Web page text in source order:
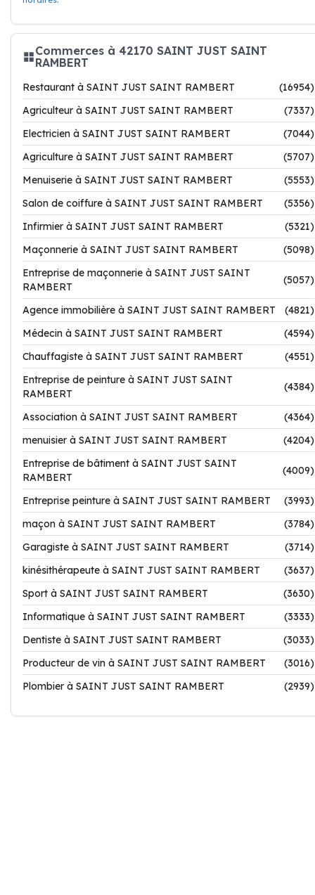
Commerces à 42170 SAINT JUST SAINT
RAMBERT
Restaurant à SAINT JUST SAINT RAMBERT
(16954)
Agriculteur à SAINT JUST SAINT RAMBERT
(7337)
Electricien à SAINT JUST SAINT RAMBERT
(7044)
Agriculture à SAINT JUST SAINT RAMBERT
(5707)
Menuiserie à SAINT JUST SAINT RAMBERT
(5553)
Salon de coiffure à SAINT JUST SAINT RAMBERT
(5356)
Infirmier à SAINT JUST SAINT RAMBERT
(5321)
Maçonnerie à SAINT JUST SAINT RAMBERT
(5098)
Entreprise de maçonnerie à SAINT JUST SAINT
RAMBERT
(5057)
Agence immobilière à SAINT JUST SAINT RAMBERT
(4821)
Médecin à SAINT JUST SAINT RAMBERT
(4594)
Chauffagiste à SAINT JUST SAINT RAMBERT
(4551)
Entreprise de peinture à SAINT JUST SAINT
RAMBERT
(4384)
Association à SAINT JUST SAINT RAMBERT
(4364)
menuisier à SAINT JUST SAINT RAMBERT
(4204)
Entreprise de bâtiment à SAINT JUST SAINT
RAMBERT
(4009)
Entreprise peinture à SAINT JUST SAINT RAMBERT
(3993)
maçon à SAINT JUST SAINT RAMBERT
(3784)
Garagiste à SAINT JUST SAINT RAMBERT
(3714)
kinésithérapeute à SAINT JUST SAINT RAMBERT
(3637)
Sport à SAINT JUST SAINT RAMBERT
(3630)
Informatique à SAINT JUST SAINT RAMBERT
(3333)
Dentiste à SAINT JUST SAINT RAMBERT
(3033)
Producteur de vin à SAINT JUST SAINT RAMBERT
(3016)
Plombier à SAINT JUST SAINT RAMBERT
(2939)